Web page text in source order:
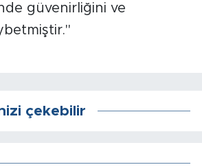
güvenirliğini ve
çekebilir